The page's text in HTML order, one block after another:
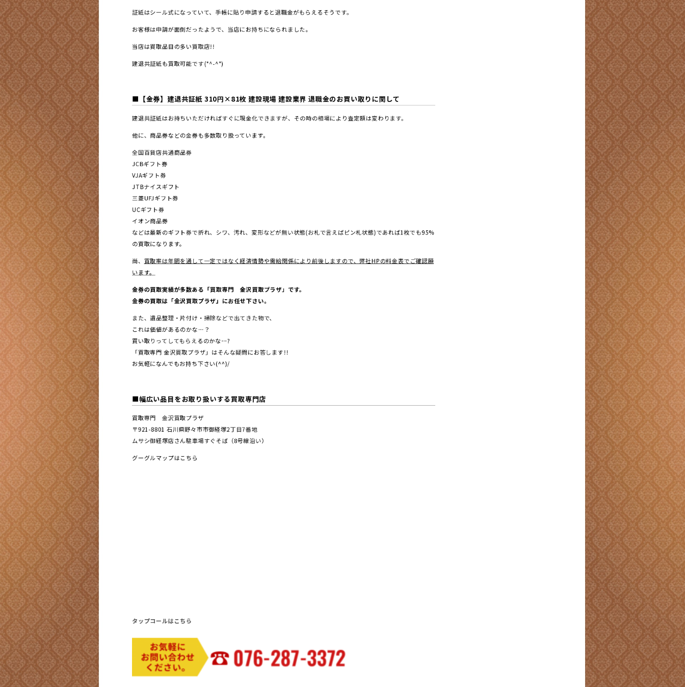
証紙はシール式になっていて、手帳に貼り申請すると退職金がもらえるそうです。
お客様は申請が面倒だったようで、当店にお持ちになられました。
当店は買取品目の多い買取店!!
建退共証紙も買取可能です(*^-^*)
■ 【金券】建退共証紙 310円×81枚 建設現場 建設業界 退職金のお買い取りに関して
建退共証紙はお持ちいただければすぐに現金化できますが、その時の相場により査定額は変わります。
他に、商品券などの金券も多数取り扱っています。
全国百貨店共通商品券
JCBギフト券
VJAギフト券
JTBナイスギフト
三菱UFJギフト券
UCギフト券
イオン商品券
などは最新のギフト券で折れ、シワ、汚れ、変形などが無い状態(お札で言えばピン札状態)であれば1枚でも95%
の買取になります。
尚、 買取率は年間を通して一定ではなく経済情勢や需給関係により前後しますので、弊社HPの料金表でご確認願
います。
金券の買取実績が多数ある「買取専門 金沢買取プラザ」です。
金券の買取は「金沢買取プラザ」にお任せ下さい。
また、遺品整理・片付け・掃除などで出てきた物で、
これは価値があるのかな…？
買い取りってしてもらえるのかな…?
「買取専門 金沢買取プラザ」はそんな疑問にお答します!!
お気軽になんでもお持ち下さい(^^)/
■幅広い品目をお取り扱いする買取専門店
買取専門 金沢買取プラザ
〒921-8801 ⽯川県野々市市御経塚2丁⽬7番地
ムサシ御経塚店さん駐車場すぐそば（8号線沿い）
グーグルマップはこちら
タップコールはこちら